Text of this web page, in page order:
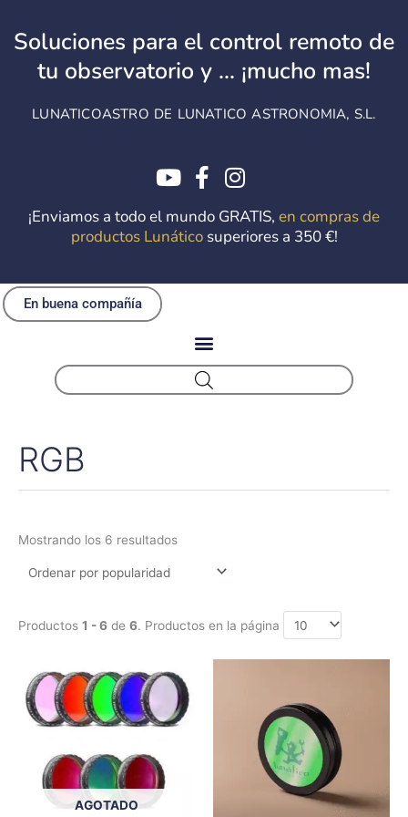
contenido
Soluciones para el control remoto de
tu observatorio y ... ¡mucho mas!
LUNATICOASTRO DE LUNATICO ASTRONOMIA, S.L.
¡Enviamos a todo el mundo GRATIS, en compras de
productos Lunáticosuperiores a 350 €!
En buena compañía
RGB
Mostrando los 6 resultados
Productos 1 - 6 de 6. Productos en la página
AGOTADO
de
precios:
desde
659,00€
1.020,00€
Este
producto
tiene
múltiples